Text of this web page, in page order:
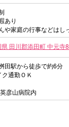
あり
や家庭の行事などはし
県 田川郡添田町 中元寺
田駅から徒歩で約6分
通勤ＯＫ
彦山病院内